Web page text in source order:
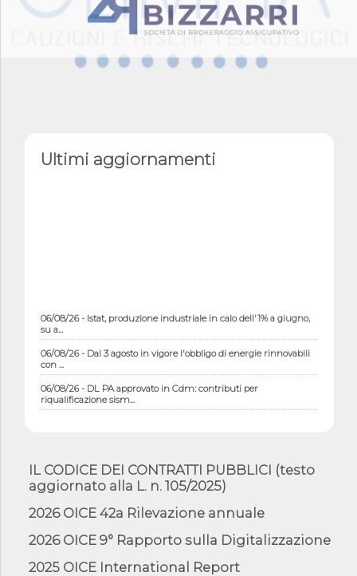
Ultimi aggiornamenti
06/08/26 - Istat, produzione industriale in calo dell'1% a giugno,
su a...
06/08/26 - Dal 3 agosto in vigore l'obbligo di energie rinnovabili
con ...
06/08/26 - DL PA approvato in Cdm: contributi per
riqualificazione sism...
norme UE in m...
05/08/26 - DL Infrastrutture e PNRR è legge: approvata oggi la
amminist...
2 s...
IL CODICE DEI CONTRATTI PUBBLICI (testo
aggiornato alla L. n. 105/2025)
2026 OICE 42a Rilevazione annuale
2026 OICE 9° Rapporto sulla Digitalizzazione
2025 OICE International Report